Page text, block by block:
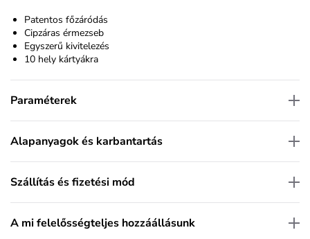
Patentos főzáródás
Cipzáras érmezseb
Egyszerű kivitelezés
10 hely kártyákra
Paraméterek
Alapanyagok és karbantartás
Szállítás és fizetési mód
A mi felelősségteljes hozzáállásunk